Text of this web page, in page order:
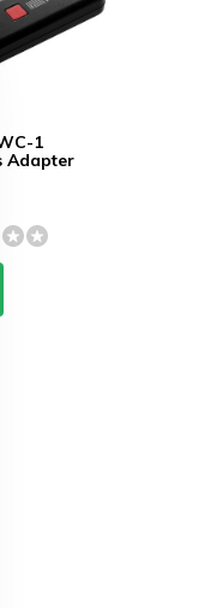
1
Adapter